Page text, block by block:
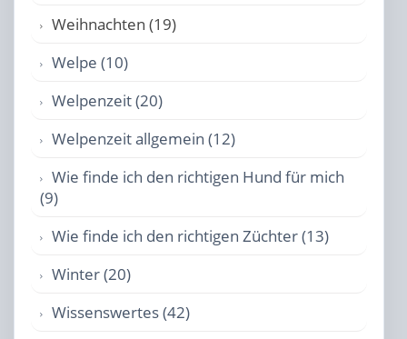
Weihnachten (19)
Welpe (10)
Welpenzeit (20)
Welpenzeit allgemein (12)
Wie finde ich den richtigen Hund für mich
(9)
Wie finde ich den richtigen Züchter (13)
Winter (20)
Wissenswertes (42)